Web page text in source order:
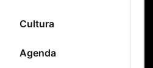
Cultura
Agenda